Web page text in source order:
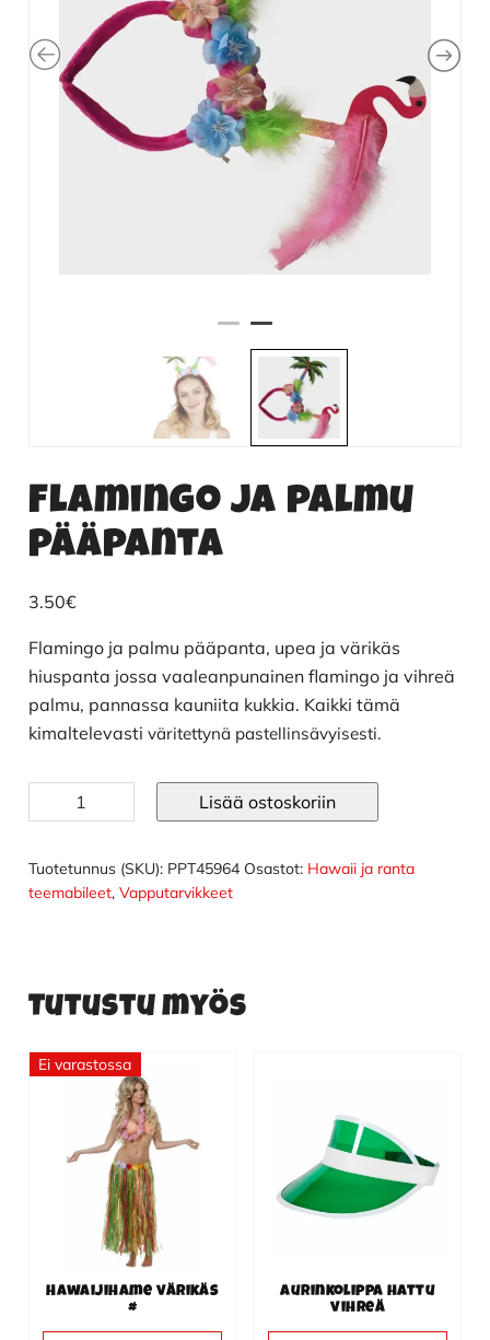
Flamingo ja palmu
pääpanta
3.50€
Flamingo ja palmu pääpanta, upea ja värikäs
hiuspanta jossa vaaleanpunainen flamingo ja vihreä
palmu, pannassa kauniita kukkia. Kaikki tämä
kimaltelevasti väritettynä pastellinsävyisesti.
Flamingo
ja
pääpanta
määrä
Lisää ostoskoriin
Tuotetunnus (SKU): PPT45964 Osastot: Hawaii ja ranta
teemabileet, Vapputarvikkeet
Tutustu myös
Ei varastossa
Hawaijihame värikäs
#
Aurinkolippa hattu
vihreä